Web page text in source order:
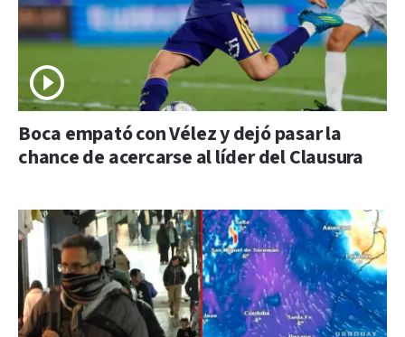
Boca empató con Vélez y dejó pasar la
chance de acercarse al líder del Clausura